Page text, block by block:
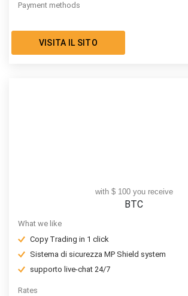
Payment methods
VISITA IL SITO
with $ 100 you receive
BTC
What we like
Copy Trading in 1 click
Sistema di sicurezza MP Shield system
supporto live-chat 24/7
Rates